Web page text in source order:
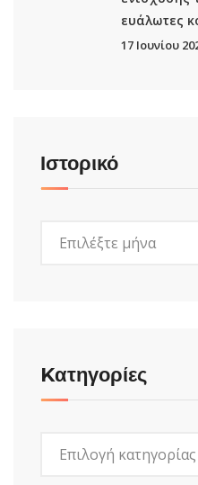
ευάλωτες
17 Ιουνίου
Ιστορικό
Kατηγορίες